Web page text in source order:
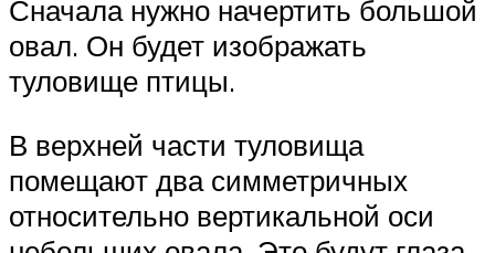
Сначала нужно начертить большой
овал. Он будет изображать
туловище птицы.
В верхней части туловища
помещают два симметричных
относительно вертикальной оси